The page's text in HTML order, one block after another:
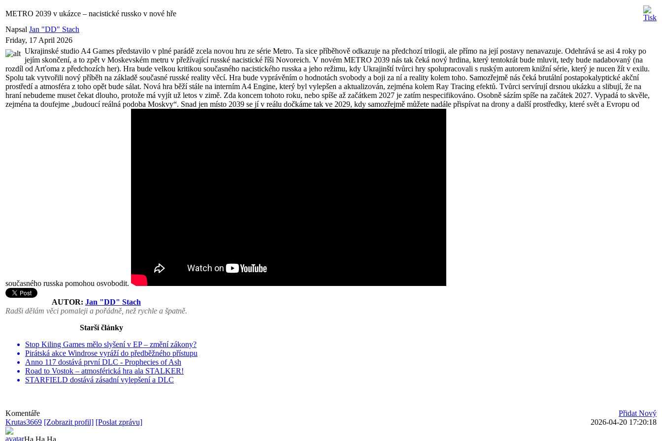
METRO 2039 v ukázce – nacistické russko v nové hře
Napsal Jan "DD" Stach
Friday, 17 April 2026
Ukrajinské studio A4 Games představilo v plné parádě zcela novou hru ze série Metro. Ta sice příběhově odkazuje na předchozí trilogii, ale přímo na její postavy nenavazuje. Odehrává se asi 4 roky po
jejím skončení, a to zpět v Moskevském metru v přežívající russké nacistické říši Novoreich. V novém METRO 2039 nás tak čeká nový hrdina, který tentokrát bude mluvit, tedy bude nadabovaný (na
rozdíl od Arťoma z předchozích her). Hra bude velkou kritikou současného nacistického russka a jeho režimu, kdy Ukrajinští tvůrci hry spolupracovali s ruským autorem knižní série, který je nucen žít v exilu.
Spolu tak vytvořili nový příběh na základě současné russké reality věcí. Hra bude vyprávěním o hodnotách svobody a boji za ní a reality kolem toho. Samozřejmě nás čeká brutální postapokalyptické akční
prostředí a atmosféra z toho opět bude sálat. Nová hra běží stále na interním A4 Engine, který byl vylepšen a aktualizován, zejména kolem Ray Tracing efektů. Tvůrci servírují drsnou ukázku a slibují, že na
hraní nebudeme muset čekat dlouho, protože má vyjít už letos v zimě. Zda koncem tohoto roku, nebo spíše až začátkem 2027 je zatím nespecifikováno. Osobně sázím spíše na začátek 2027. Vypadá to skvěle,
zejména ta doufejme „budoucí reálná podoba Moskvy“. Snad jen místo 2039 se jí v reálu dočkáme tak ve 2029, kdy samozřejmě můžete nadále přispívat na drony a další prostředky, které svět a Evropu od
současného russka pomohou osvobodit.
AUTOR: Jan "DD" Stach
Radši dělám věci pomaleji a pořádně, než rychle a špatně.
Starší články
Stop Kiling Games mělo slyšení v EP – změní zákony?
Pirátská akce Windrose vyráží do předběžného přístupu
Anno 117 dostává první DLC - Prophecies of Ash
Road to Vostok – atmosférická hra ala STALKER!
STARFIELD dostává zásadní vylepšení a DLC
Komentáře
Přidat Nový
Krutas3669 [Zobrazit profil] [Poslat zprávu] 2026-04-20 17:20:18
Ha Ha Ha.